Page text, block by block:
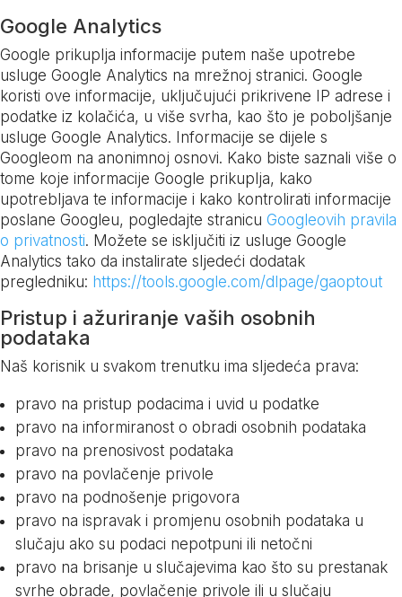
Google Analytics
Google prikuplja informacije putem naše upotrebe
usluge Google Analytics na mrežnoj stranici. Google
koristi ove informacije, uključujući prikrivene IP adrese i
podatke iz kolačića, u više svrha, kao što je poboljšanje
usluge Google Analytics. Informacije se dijele s
Googleom na anonimnoj osnovi. Kako biste saznali više o
tome koje informacije Google prikuplja, kako
upotrebljava te informacije i kako kontrolirati informacije
poslane Googleu, pogledajte stranicu Googleovih pravila
o privatnosti. Možete se isključiti iz usluge Google
Analytics tako da instalirate sljedeći dodatak
pregledniku: https://tools.google.com/dlpage/gaoptout
Pristup i ažuriranje vaših osobnih
podataka
Naš korisnik u svakom trenutku ima sljedeća prava:
pravo na pristup podacima i uvid u podatke
pravo na informiranost o obradi osobnih podataka
pravo na prenosivost podataka
pravo na povlačenje privole
pravo na podnošenje prigovora
pravo na ispravak i promjenu osobnih podataka u
slučaju ako su podaci nepotpuni ili netočni
pravo na brisanje u slučajevima kao što su prestanak
svrhe obrade, povlačenje privole ili u slučaju